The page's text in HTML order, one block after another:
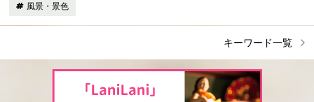
風景・景色
キーワード一覧